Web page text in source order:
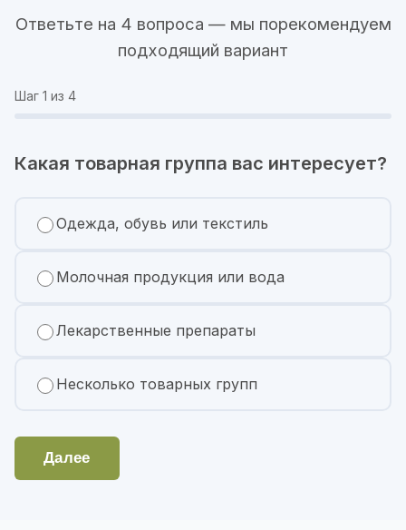
Ответьте на 4 вопроса — мы порекомендуем
подходящий вариант
Шаг 1 из 4
Какая товарная группа вас интересует?
Одежда, обувь или текстиль
Молочная продукция или вода
Лекарственные препараты
Несколько товарных групп
Далее